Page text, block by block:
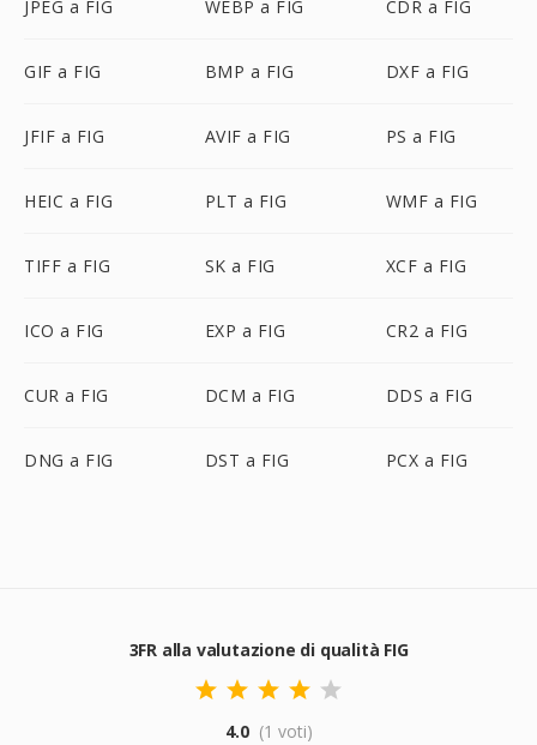
JPEG a FIG WEBP a FIG CDR a FIG
GIF a FIG BMP a FIG DXF a FIG
JFIF a FIG AVIF a FIG PS a FIG
HEIC a FIG PLT a FIG WMF a FIG
TIFF a FIG SK a FIG XCF a FIG
ICO a FIG EXP a FIG CR2 a FIG
CUR a FIG DCM a FIG DDS a FIG
DNG a FIG DST a FIG PCX a FIG
3FR alla valutazione di qualità FIG
4.0 (1 voti)